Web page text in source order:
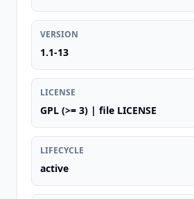
VERSION
1.1-13
LICENSE
GPL (>= 3) | file LICENSE
LIFECYCLE
active